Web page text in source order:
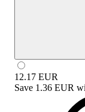
12.17 EUR
Save 1.36 EUR